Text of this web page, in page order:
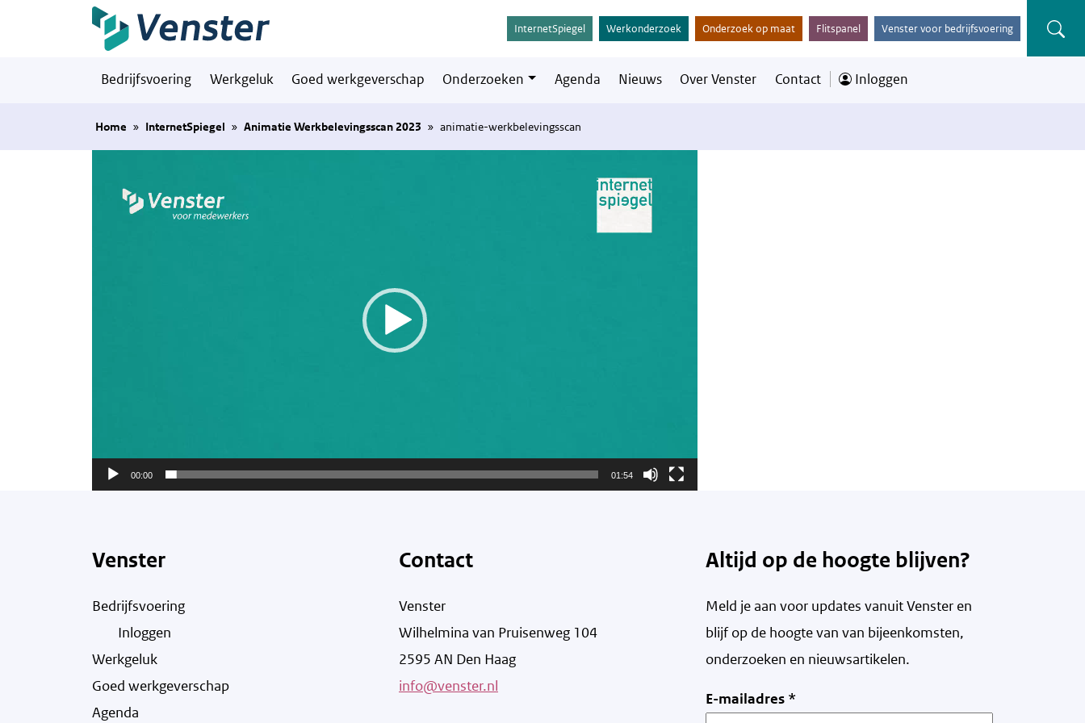
Naar hoofdinhoud
InternetSpiegel Werkonderzoek Onderzoek op maat Flitspanel Venster voor bedrijfsvoering
Bedrijfsvoering Werkgeluk Goed werkgeverschap Onderzoeken Agenda Nieuws Over Venster Contact Inloggen
Home » InternetSpiegel » Animatie Werkbelevingsscan 2023 » animatie-werkbelevingsscan
00:00 01:54
Venster
Bedrijfsvoering
Inloggen
Werkgeluk
Goed werkgeverschap
Agenda
Contact
Venster
Wilhelmina van Pruisenweg 104
2595 AN Den Haag
info@venster.nl
Altijd op de hoogte blijven?
Meld je aan voor updates vanuit Venster en
blijf op de hoogte van van bijeenkomsten,
onderzoeken en nieuwsartikelen.
E-mailadres *